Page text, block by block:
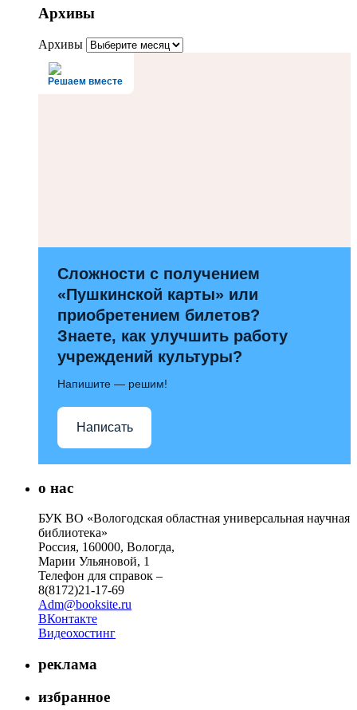
Архивы
Архивы
Решаем вместе
Сложности с получением
«Пушкинской карты» или
приобретением билетов?
Знаете, как улучшить работу
учреждений культуры?
Напишите — решим!
Написать
о нас
БУК ВО «Вологодская областная универсальная научная
библиотека»
Россия, 160000, Вологда,
Марии Ульяновой, 1
Телефон для справок –
8(8172)21-17-69
Adm@booksite.ru
ВКонтакте
Видеохостинг
реклама
избранное